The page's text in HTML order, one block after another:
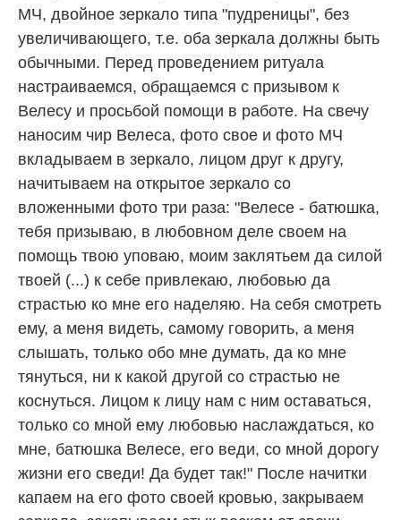
МЧ, двойное зеркало типа "пудреницы", без
увеличивающего, т.е. оба зеркала должны быть
обычными. Перед проведением ритуала
настраиваемся, обращаемся с призывом к
Велесу и просьбой помощи в работе. На свечу
наносим чир Велеса, фото свое и фото МЧ
вкладываем в зеркало, лицом друг к другу,
начитываем на открытое зеркало со
вложенными фото три раза: "Велесе - батюшка,
тебя призываю, в любовном деле своем на
помощь твою уповаю, моим заклятьем да силой
твоей (...) к себе привлекаю, любовью да
страстью ко мне его наделяю. На себя смотреть
ему, а меня видеть, самому говорить, а меня
слышать, только обо мне думать, да ко мне
тянуться, ни к какой другой со страстью не
коснуться. Лицом к лицу нам с ним оставаться,
только со мной ему любовью наслаждаться, ко
мне, батюшка Велесе, его веди, со мной дорогу
жизни его сведи! Да будет так!" После начитки
капаем на его фото своей кровью, закрываем